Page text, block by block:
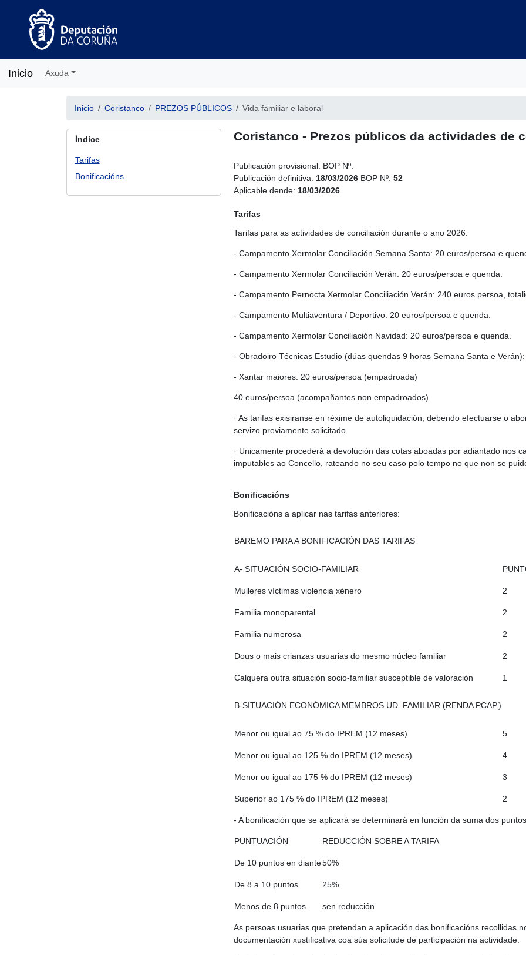
Inicio Axuda
Inicio Coristanco PREZOS PÚBLICOS Vida familiar e laboral
Índice
Tarifas
Bonificacións
Coristanco - Prezos públicos da actividades de
Publicación provisional: BOP Nº:
Publicación definitiva: 18/03/2026 BOP Nº: 52
Aplicable dende: 18/03/2026
Tarifas
Tarifas para as actividades de conciliación durante o ano 2026:
- Campamento Xermolar Conciliación Semana Santa: 20 euros/persoa e
- Campamento Xermolar Conciliación Verán: 20 euros/persoa e quenda.
- Campamento Pernocta Xermolar Conciliación Verán: 240 euros persoa,
- Campamento Multiaventura / Deportivo: 20 euros/persoa e quenda.
- Campamento Xermolar Conciliación Navidad: 20 euros/persoa e quenda.
- Obradoiro Técnicas Estudio (dúas quendas 9 horas Semana Santa e
- Xantar maiores: 20 euros/persoa (empadroada)
40 euros/persoa (acompañantes non empadroados)
· As tarifas exisiranse en réxime de autoliquidación, debendo efectuarse o
servizo previamente solicitado.
· Unicamente procederá a devolución das cotas aboadas por adiantado nos
imputables ao Concello, rateando no seu caso polo tempo no que non se
Bonificacións
Bonificacións a aplicar nas tarifas anteriores:
BAREMO PARA A BONIFICACIÓN DAS TARIFAS
A- SITUACIÓN SOCIO-FAMILIAR
Mulleres víctimas violencia xénero 2
Familia monoparental 2
Familia numerosa 2
Dous o mais crianzas usuarias do mesmo núcleo familiar 2
Calquera outra situación socio-familiar susceptible de valoración 1
B-SITUACIÓN ECONÓMICA MEMBROS UD. FAMILIAR (RENDA PCAP.)
Menor ou igual ao 75 % do IPREM (12 meses) 5
Menor ou igual ao 125 % do IPREM (12 meses) 4
Menor ou igual ao 175 % do IPREM (12 meses) 3
Superior ao 175 % do IPREM (12 meses) 2
- A bonificación que se aplicará se determinará en función da suma dos
PUNTUACIÓN REDUCCIÓN SOBRE A TARIFA
De 10 puntos en diante50%
De 8 a 10 puntos 25%
Menos de 8 puntos sen reducción
As persoas usuarias que pretendan a aplicación das bonificacións recollidas
documentación xustificativa coa súa solicitude de participación na actividade.